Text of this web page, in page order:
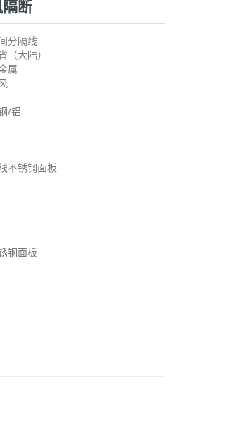
断
分隔线
（大陆）
属
/铝
不锈钢面板
钢面板